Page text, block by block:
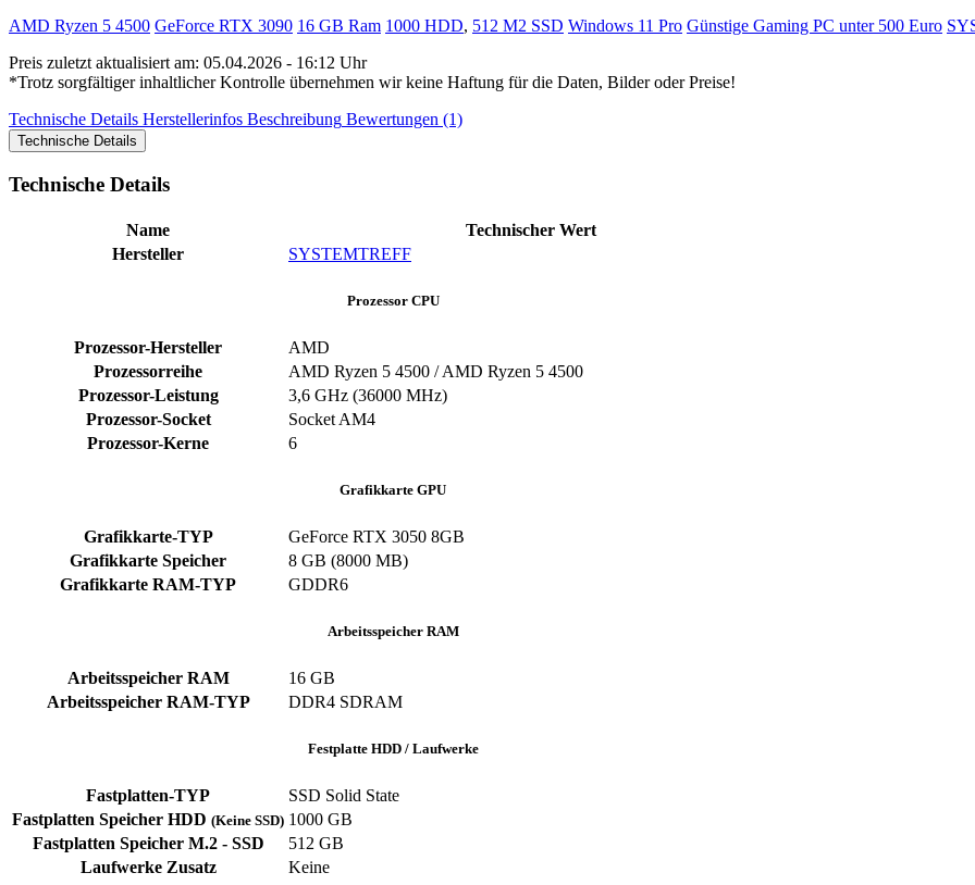
AMD Ryzen 5 4500 GeForce RTX 3090 16 GB Ram 1000 HDD, 512 M2 SSD Windows 11 Pro Günstige Gaming PC unter 500 Euro
Preis zuletzt aktualisiert am: 05.04.2026 - 16:12 Uhr
*Trotz sorgfältiger inhaltlicher Kontrolle übernehmen wir keine Haftung für die Daten, Bilder oder Preise!
Technische Details Herstellerinfos Beschreibung Bewertungen (1)
Technische Details
Technische Details
Name
Technischer Wert
Hersteller
SYSTEMTREFF
Prozessor CPU
Prozessor-Hersteller
‎AMD
Prozessorreihe
AMD Ryzen 5 4500 / AMD Ryzen 5 4500
Prozessor-Leistung
‎3,6 GHz (36000 MHz)
Prozessor-Socket
‎Socket AM4
Prozessor-Kerne
‎6
Grafikkarte GPU
Grafikkarte-TYP
GeForce RTX 3050 8GB
Grafikkarte Speicher
‎8 GB (8000 MB)
Grafikkarte RAM-TYP
‎GDDR6
Arbeitsspeicher RAM
Arbeitsspeicher RAM
‎16 GB
Arbeitsspeicher RAM-TYP
‎DDR4 SDRAM
Festplatte HDD / Laufwerke
Fastplatten-TYP
‎SSD ‎Solid State
Fastplatten Speicher HDD (Keine SSD) 1000 GB
Fastplatten Speicher M.2 - SSD
512 GB
Laufwerke Zusatz
‎Keine